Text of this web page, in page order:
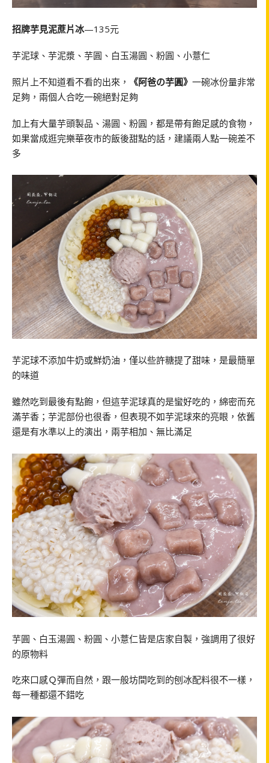
招牌芋見泥蔗片冰—135元
芋泥球、芋泥漿、芋圓、白玉湯圓、粉圓、小薏仁
照片上不知道看不看的出來， 《阿爸の芋圓》 一碗冰份量非常
足夠，兩個人合吃一碗絕對足夠
加上有大量芋頭製品、湯圓、粉圓，都是帶有飽足感的食物，
如果當成逛完樂華夜市的飯後甜點的話，建議兩人點一碗差不
多
芋泥球不添加牛奶或鮮奶油，僅以些許糖提了甜味，是最簡單
的味道
雖然吃到最後有點飽，但這芋泥球真的是蠻好吃的，綿密而充
滿芋香；芋泥部份也很香，但表現不如芋泥球來的亮眼，依舊
還是有水準以上的演出，兩芋相加、無比滿足
芋圓、白玉湯圓、粉圓、小薏仁皆是店家自製，強調用了很好
的原物料
吃來口感Ｑ彈而自然，跟一般坊間吃到的刨冰配料很不一樣，
每一種都還不錯吃